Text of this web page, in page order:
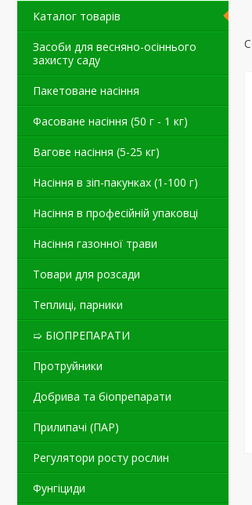
Каталог товарів
Засоби для весняно-осіннього
захисту саду
Пакетоване насіння
Фасоване насіння (50 г - 1 кг)
Вагове насіння (5-25 кг)
Насіння в зіп-пакунках (1-100 г)
Насіння в професійній упаковці
Насіння газонної трави
Товари для розсади
Теплиці, парники
➯ БІОПРЕПАРАТИ
Протруйники
Добрива та біопрепарати
Прилипачі (ПАР)
Регулятори росту рослин
Фунгіциди